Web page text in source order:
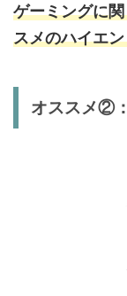
ゲーミングに
スメのハイエ
オススメ②